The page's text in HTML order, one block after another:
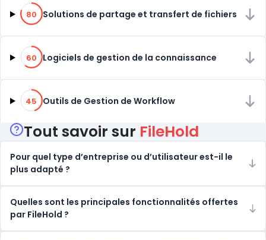
80% de compatibilité
80 Solutions de partage et transfert de fichiers
60% de compatibilité
60 Logiciels de gestion de la connaissance
45% de compatibilité
45 Outils de Gestion de Workflow
Tout savoir sur FileHold
Pour quel type d’entreprise ou d’utilisateur est-il le
plus adapté ?
Quelles sont les principales fonctionnalités offertes
par FileHold ?